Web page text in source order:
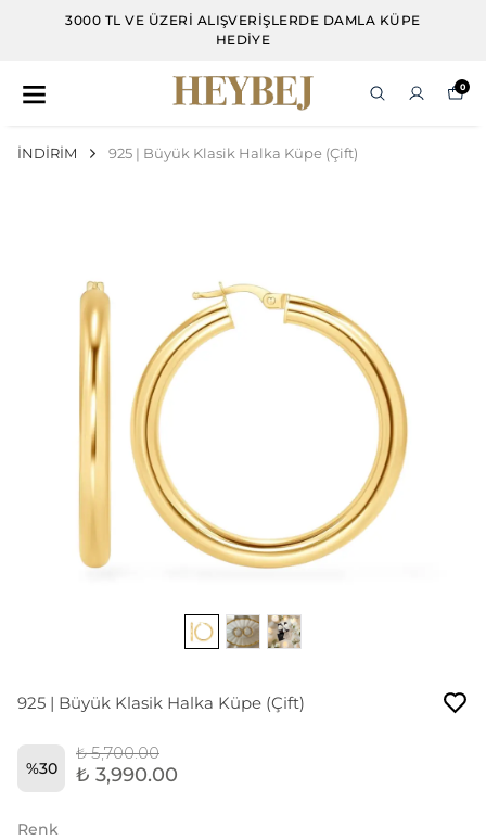
3000 TL VE ÜZERI ALIŞVERIŞLERDE DAMLA KÜPE
HEDIYE
0
İNDİRİM 925 | Büyük Klasik Halka Küpe (Çift)
925 | Büyük Klasik Halka Küpe (Çift)
%30
₺ 5,700.00
₺ 3,990.00
Renk